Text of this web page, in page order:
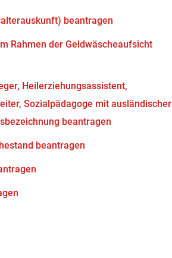
beantragen
Rahmen der Geldwäscheaufsicht
Heilerziehungsassistent,
Sozialpädagoge mit ausländischer
beantragen
beantragen